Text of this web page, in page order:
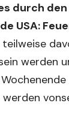
durch
USA:
werden